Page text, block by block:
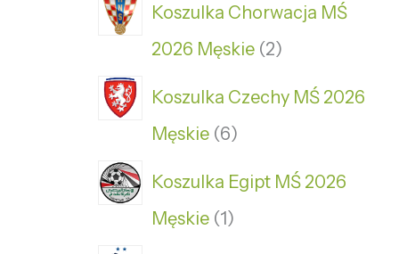
Koszulka Chorwacja MŚ
2026 Męskie 2
Koszulka Czechy MŚ 2026
Męskie 6
Koszulka Egipt MŚ 2026
Męskie 1